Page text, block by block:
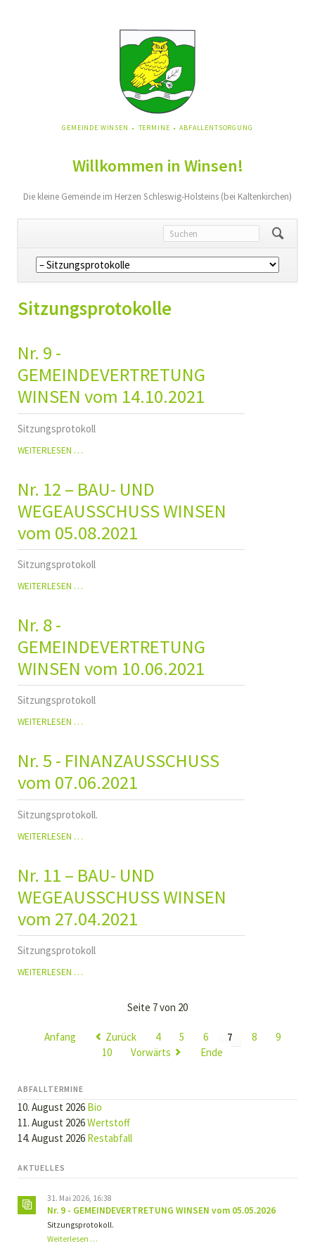
NAVIGATION
GEMEINDE WINSEN TERMINE ABFALLENTSORGUNG
Willkommen in Winsen!
Die kleine Gemeinde im Herzen Schleswig-Holsteins (bei Kaltenkirchen)
Navigation
überspringen
Sitzungsprotokolle
Nr. 9 -
GEMEINDEVERTRETUNG
WINSEN vom 14.10.2021
Sitzungsprotokoll
WEITERLESEN …NR.
GEMEINDEVERTRETUNG
WINSEN
VOM
14.10.2021
Nr. 12 – BAU- UND
WEGEAUSSCHUSS WINSEN
vom 05.08.2021
Sitzungsprotokoll
WEITERLESEN …NR.
UND
WEGEAUSSCHUSS
WINSEN
VOM
Nr. 8 -
GEMEINDEVERTRETUNG
WINSEN vom 10.06.2021
Sitzungsprotokoll
WEITERLESEN …NR.
GEMEINDEVERTRETUNG
WINSEN
VOM
10.06.2021
Nr. 5 - FINANZAUSSCHUSS
vom 07.06.2021
Sitzungsprotokoll.
WEITERLESEN …NR.
FINANZAUSSCHUSS
VOM
07.06.2021
Nr. 11 – BAU- UND
WEGEAUSSCHUSS WINSEN
vom 27.04.2021
Sitzungsprotokoll
WEITERLESEN …NR.
WEGEAUSSCHUSS
WINSEN
Seite 7 von 20
Anfang Zurück 4 5 6 7 8
9
10
Vorwärts Ende
ABFALLTERMINE
10. August 2026 Bio
11. August 2026Wertstoff
14. August 2026 Restabfall
AKTUELLES
31. Mai 2026, 16:38
Nr. 9 - GEMEINDEVERTRETUNG WINSEN vom 05.05.2026
Sitzungsprotokoll.
Weiterlesen …Nr.